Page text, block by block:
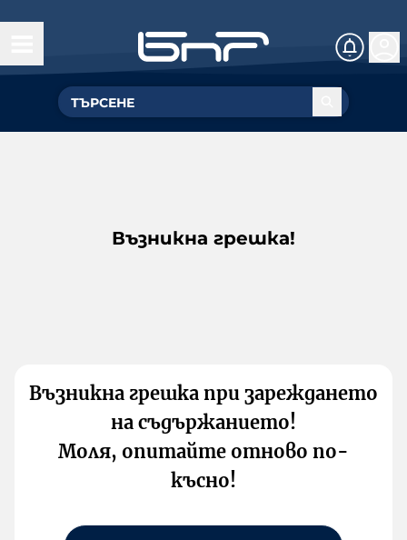
Възникна грешка!
Възникна грешка при зареждането
на съдържанието!
Моля, опитайте отново по-
късно!